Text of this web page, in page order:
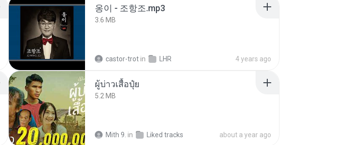
옹이 - 조항조.mp3
3.6 MB
castor-trot in LHR 4 years ago
ผู้บ่าวเสื้อปุ๋ย
5.2 MB
Mith 9. in Liked tracks about a year ago